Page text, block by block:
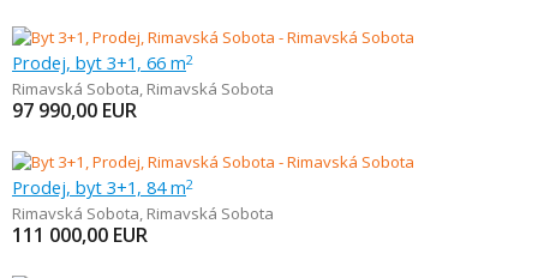
Prodej, byt 3+1, 66 m2
Rimavská Sobota, Rimavská Sobota
97 990,00 EUR
Prodej, byt 3+1, 84 m2
Rimavská Sobota, Rimavská Sobota
111 000,00 EUR